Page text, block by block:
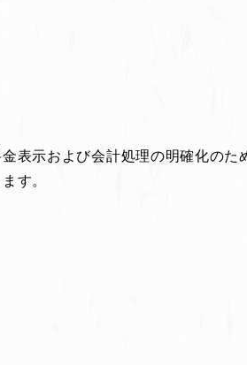
表示および会計処理の明確化のた
す。